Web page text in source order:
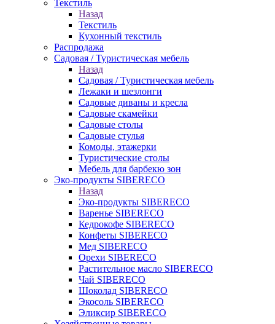
Текстиль
Назад
Текстиль
Кухонный текстиль
Распродажа
Садовая / Туристическая мебель
Назад
Садовая / Туристическая мебель
Лежаки и шезлонги
Садовые диваны и кресла
Садовые скамейки
Садовые столы
Садовые стулья
Комоды, этажерки
Туристические столы
Мебель для барбекю зон
Эко-продукты SIBERECO
Назад
Эко-продукты SIBERECO
Варенье SIBERECO
Кедрокофе SIBERECO
Конфеты SIBERECO
Мед SIBERECO
Орехи SIBERECO
Растительное масло SIBERECO
Чай SIBERECO
Шоколад SIBERECO
Экосоль SIBERECO
Эликсир SIBERECO